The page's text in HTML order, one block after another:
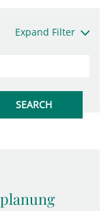
Expand Filter